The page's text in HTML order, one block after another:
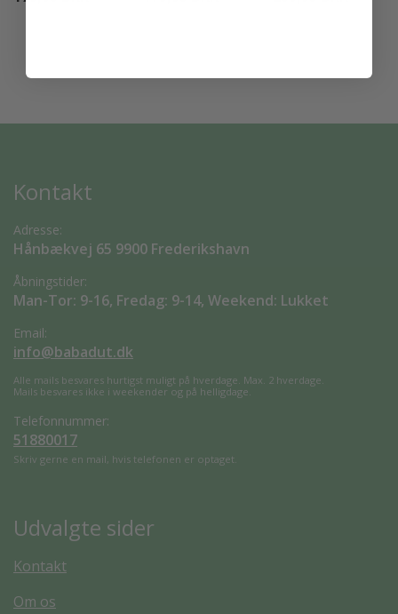
Kontakt
Adresse:
Hånbækvej 65 9900 Frederikshavn
Åbningstider:
Man-Tor: 9-16, Fredag: 9-14, Weekend: Lukket
Email:
info@babadut.dk
Alle mails besvares hurtigst muligt på hverdage. Max. 2 hverdage.
Mails besvares ikke i weekender og på helligdage.
Telefonnummer:
51880017
Skriv gerne en mail, hvis telefonen er optaget.
Udvalgte sider
Kontakt
Om os